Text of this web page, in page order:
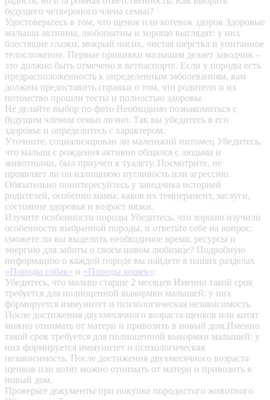
будущего четвероного члена семьи?
Удостоверьтесь в том, что щенок или котенок здоров Здоровые
малыши активны, любопытны и хорошо выглядят: у них
блестящие глазки, мокрый носик, чистая шерстка и упитанное
телосложение. Первые прививки малышам делает заводчик –
это должно быть отмечено в ветпаспорте. Если у породы есть
предрасположенность к определенным заболеваниям, вам
должны предоставить справки о том, что родители и их
потомство прошли тесты и полностью здоровы.
Не делайте выбор по фото Необходимо познакомиться с
будущим членом семьи лично. Так вы убедитесь в его
здоровье и определитесь с характером.
Уточните, социализирован ли маленький питомец Убедитесь,
что малыш с рождения активно общался с людьми и
животными, был приучен к туалету. Посмотрите, не
проявляет ли он излишнюю пугливость или агрессию.
Обязательно поинтересуйтесь у заводчика историей
родителей, особенно мамы: каков их темперамент, заслуги,
состояние здоровья и возраст вязки.
Изучите особенности породы Убедитесь, что хорошо изучили
особенности выбранной породы, и ответьте себе на вопрос:
сможете ли вы выделить необходимое время, ресурсы и
энергию для заботы о своем новом любимце? Подробную
информацию о каждой породе вы найдете в наших разделах
«Породы собак» и «Породы кошек».
Убедитесь, что малыш старше 2 месяцев Именно такой срок
требуется для полноценной выкормки малышей: у них
формируется иммунитет и психологическая независимость.
После достижения двухмесячного возраста щенков или котят
можно отнимать от матери и привозить в новый дом.Именно
такой срок требуется для полноценной выкормки малышей: у
них формируется иммунитет и психологическая
независимость. После достижения двухмесячного возраста
щенков или котят можно отнимать от матери и привозить в
новый дом.
Проверьте документы при покупке породистого животного